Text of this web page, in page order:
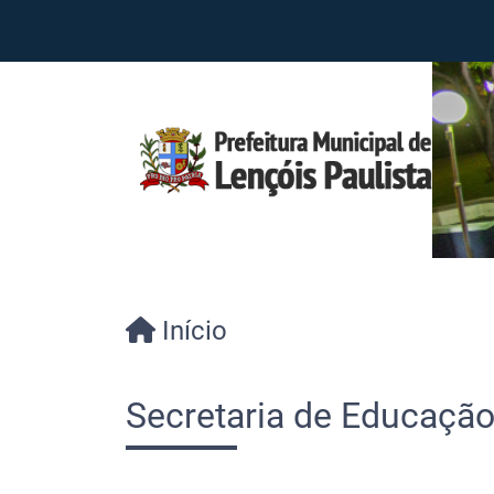
Início
Secretaria de Educação